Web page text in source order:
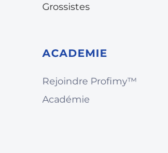
Grossistes
ACADEMIE
Rejoindre Profimy™️
Académie